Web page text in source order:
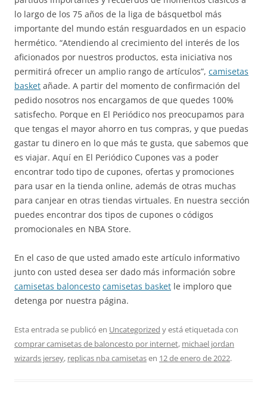
lo largo de los 75 años de la liga de básquetbol más
importante del mundo están resguardados en un espacio
hermético. “Atendiendo al crecimiento del interés de los
aficionados por nuestros productos, esta iniciativa nos
permitirá ofrecer un amplio rango de artículos”, camisetas
basket añade. A partir del momento de confirmación del
pedido nosotros nos encargamos de que quedes 100%
satisfecho. Porque en El Periódico nos preocupamos para
que tengas el mayor ahorro en tus compras, y que puedas
gastar tu dinero en lo que más te gusta, que sabemos que
es viajar. Aquí en El Periódico Cupones vas a poder
encontrar todo tipo de cupones, ofertas y promociones
para usar en la tienda online, además de otras muchas
para canjear en otras tiendas virtuales. En nuestra sección
puedes encontrar dos tipos de cupones o códigos
promocionales en NBA Store.
En el caso de que usted amado este artículo informativo
junto con usted desea ser dado más información sobre
camisetas baloncesto camisetas basket le imploro que
detenga por nuestra página.
Esta entrada se publicó en Uncategorized y está etiquetada con
comprar camisetas de baloncesto por internet, michael jordan
wizards jersey, replicas nba camisetasen 12 de enero de 2022.